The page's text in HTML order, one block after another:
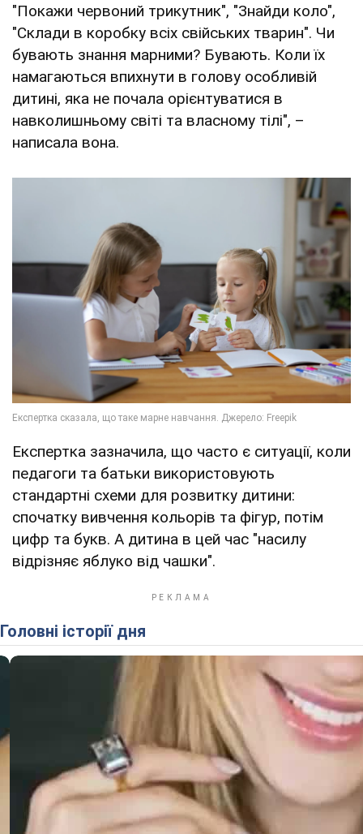
"Покажи червоний трикутник", "Знайди коло",
"Склади в коробку всіх свійських тварин". Чи
бувають знання марними? Бувають. Коли їх
намагаються впихнути в голову особливій
дитині, яка не почала орієнтуватися в
навколишньому світі та власному тілі", –
написала вона.
Експертка зазначила, що часто є ситуації, коли
педагоги та батьки використовують
стандартні схеми для розвитку дитини:
спочатку вивчення кольорів та фігур, потім
цифр та букв. А дитина в цей час "насилу
відрізняє яблуко від чашки".
Головні історії дня